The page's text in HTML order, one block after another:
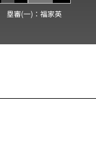
塁審(一)： 福家英